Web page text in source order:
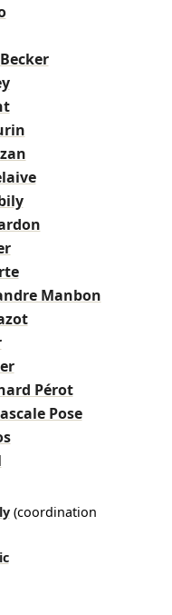
Manbon
Pérot
Pose
(coordination